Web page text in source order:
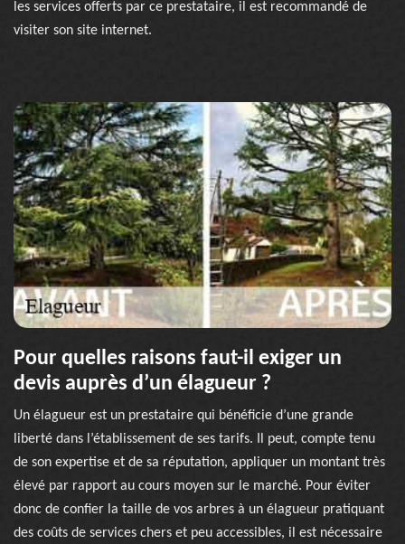
les services offerts par ce prestataire, il est recommandé de
visiter son site internet.
Pour quelles raisons faut-il exiger un
devis auprès d’un élagueur ?
Un élagueur est un prestataire qui bénéficie d’une grande
liberté dans l’établissement de ses tarifs. Il peut, compte tenu
de son expertise et de sa réputation, appliquer un montant très
élevé par rapport au cours moyen sur le marché. Pour éviter
donc de confier la taille de vos arbres à un élagueur pratiquant
des coûts de services chers et peu accessibles, il est nécessaire